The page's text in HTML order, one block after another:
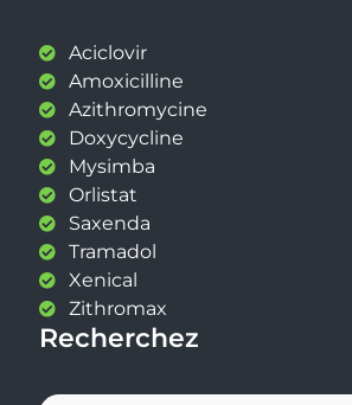
Aciclovir
Amoxicilline
Azithromycine
Doxycycline
Mysimba
Orlistat
Saxenda
Tramadol
Xenical
Zithromax
Recherchez